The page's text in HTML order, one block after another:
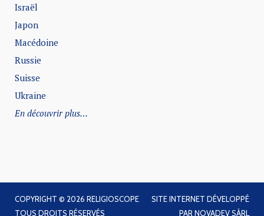
Israël
Japon
Macédoine
Russie
Suisse
Ukraine
En découvrir plus…
COPYRIGHT © 2026 RELIGIOSCOPE
TOUS DROITS RÉSERVÉS
SITE INTERNET DÉVELOPPÉ
PAR NOVADEV SÀRL